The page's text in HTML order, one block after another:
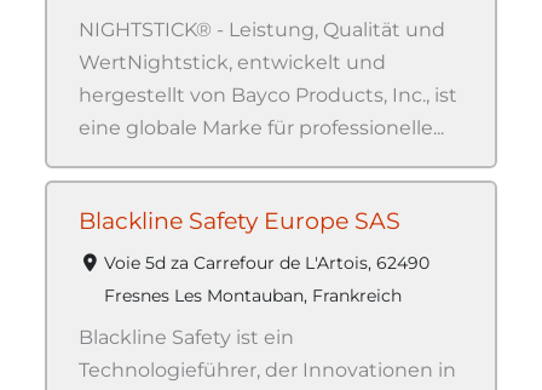
NIGHTSTICK® - Leistung, Qualität und
WertNightstick, entwickelt und
hergestellt von Bayco Products, Inc., ist
eine globale Marke für professionelle...
Blackline Safety Europe SAS
Voie 5d za Carrefour de L'Artois, 62490
Fresnes Les Montauban, Frankreich
Blackline Safety ist ein
Technologieführer, der Innovationen in